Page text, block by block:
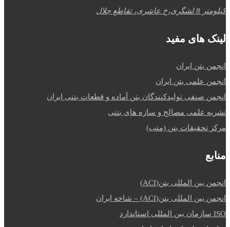
کیلومتر 8 لشگری،خ عاشری، تقاطع جلال
لینک های مفید
انجمن بتن ایران
انجمن علمی بتن ایران
انجمن صنفی تولیدکنندگان بتن آماده و قطعات بتنی ایران
نشریه علمی مصالح و سازه های بتنی
مرکز تحقیقات بتن (متب)
منابع
انجمن بین المللی بتن(ACI)
انجمن بین المللی بتن(ACI) – شاخه ایران
ISO سازمان بین المللی استاندارد